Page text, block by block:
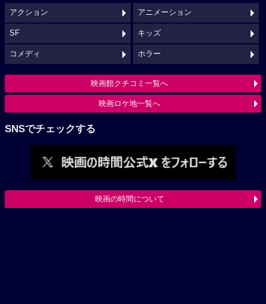
アクション アニメーション
SF キッズ
コメディ ホラー
映画館クチコミ一覧へ
映画ロケ地一覧へ
SNSでチェックする
映画の時間について